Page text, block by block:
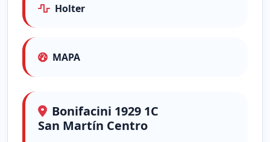
Holter
MAPA
Bonifacini 1929 1C
San Martín Centro